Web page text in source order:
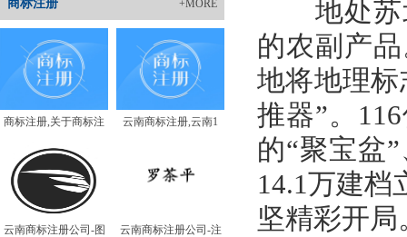
+MORE
商标注册
商标注册,关于商标注 云南商标注册,云南1
云南商标注册公司-图 云南商标注册公司-注
地处苏北
的农副产
地将地理
推器”。
的“聚宝盆
14.1万建档
坚精彩开局